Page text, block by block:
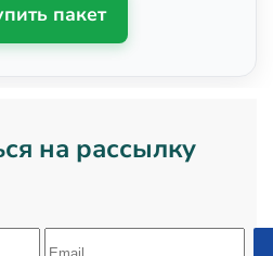
пакет
на рассылку